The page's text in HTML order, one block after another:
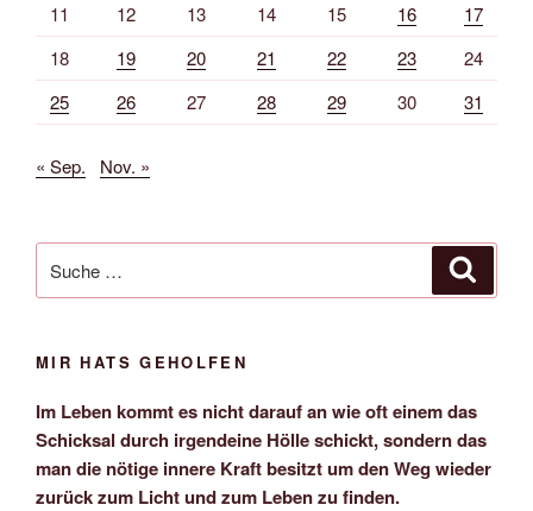
11
12 13 14 15 16
17
18
19 20 21 22 23
24
25
26 27 28 29 30 31
« Sep. Nov. »
nach:
MIR HATS GEHOLFEN
Im Leben kommt es nicht darauf an wie oft einem das
Schicksal durch irgendeine Hölle schickt, sondern das
man die nötige innere Kraft besitzt um den Weg wieder
zurück zum Licht und zum Leben zu finden.